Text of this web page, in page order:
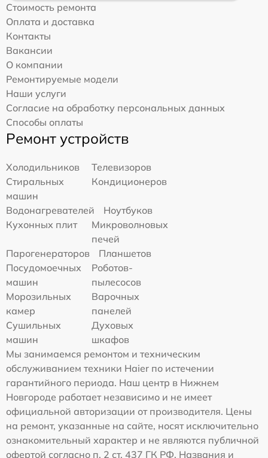
Стоимость ремонта
Оплата и доставка
Контакты
Вакансии
О компании
Ремонтируемые модели
Наши услуги
Согласие на обработку персональных данных
Способы оплаты
Ремонт устройств
Холодильников
Телевизоров
Стиральных
машин
Кондиционеров
Водонагревателей
Ноутбуков
Кухонных плит
Микроволновых
печей
Парогенераторов
Планшетов
Посудомоечных
машин
Роботов-
пылесосов
Морозильных
камер
Варочных
панелей
Сушильных
машин
Духовых
шкафов
Мы занимаемся ремонтом и техническим
обслуживанием техники Haier по истечении
гарантийного периода. Наш центр в Нижнем
Новгороде работает независимо и не имеет
официальной авторизации от производителя. Цены
на ремонт, указанные на сайте, носят исключительно
ознакомительный характер и не являются публичной
офертой согласно п. 2 ст. 437 ГК РФ. Названия и